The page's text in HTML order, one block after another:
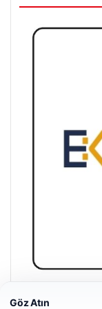
Enes Kaplan
Göz Atın